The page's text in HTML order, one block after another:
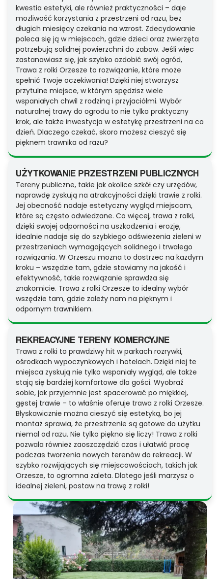
kwestia estetyki, ale również praktyczności – daje
możliwość korzystania z przestrzeni od razu, bez
długich miesięcy czekania na wzrost. Zdecydowanie
poleca się ją w miejscach, gdzie dzieci oraz zwierzęta
potrzebują solidnej powierzchni do zabaw. Jeśli więc
zastanawiasz się, jak szybko ozdobić swój ogród,
Trawa z rolki Orzesze to rozwiązanie, które może
spełnić Twoje oczekiwania! Dzięki niej stworzysz
przytulne miejsce, w którym spędzisz wiele
wspaniałych chwil z rodziną i przyjaciółmi. Wybór
naturalnej trawy do ogrodu to nie tylko praktyczny
krok, ale także inwestycja w estetykę przestrzeni na co
dzień. Dlaczego czekać, skoro możesz cieszyć się
pięknem trawnika od razu?
UŻYTKOWANIE PRZESTRZENI PUBLICZNYCH
Tereny publiczne, takie jak okolice szkół czy urzędów,
naprawdę zyskują na atrakcyjności dzięki trawie z rolki.
Jej obecność nadaje estetyczny wygląd miejscom,
które są często odwiedzane. Co więcej, trawa z rolki,
dzięki swojej odporności na uszkodzenia i erozję,
idealnie nadaje się do szybkiego odświeżenia zieleni w
przestrzeniach wymagających solidnego i trwałego
rozwiązania. W Orzeszu można to dostrzec na każdym
kroku – wszędzie tam, gdzie stawiamy na jakość i
efektywność, takie rozwiązanie sprawdza się
znakomicie. Trawa z rolki Orzesze to idealny wybór
wszędzie tam, gdzie zależy nam na pięknym i
odpornym trawnikiem.
REKREACYJNE TERENY KOMERCYJNE
Trawa z rolki to prawdziwy hit w parkach rozrywki,
ośrodkach wypoczynkowych i hotelach. Dzięki niej te
miejsca zyskują nie tylko wspaniały wygląd, ale także
stają się bardziej komfortowe dla gości. Wyobraź
sobie, jak przyjemnie jest spacerować po miękkiej,
gęstej trawie – to właśnie oferuje trawa z rolki Orzesze.
Błyskawicznie można cieszyć się estetyką, bo jej
montaż sprawia, że przestrzenie są gotowe do użytku
niemal od razu. Nie tylko piękno się liczy! Trawa z rolki
pozwala również zaoszczędzić czas i ułatwić pracę
podczas tworzenia nowych terenów do rekreacji. W
szybko rozwijających się miejscowościach, takich jak
Orzesze, to ogromna zaleta. Dlatego jeśli marzysz o
idealnej zieleni, postaw na trawę z rolki!